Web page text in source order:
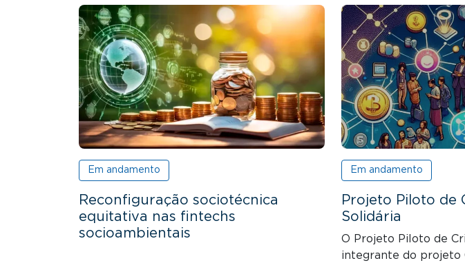
Em andamento
Reconfiguração sociotécnica
equitativa nas fintechs
socioambientais
Em andamento
Projeto Piloto de
Solidária
O Projeto Piloto de
integrante do projeto